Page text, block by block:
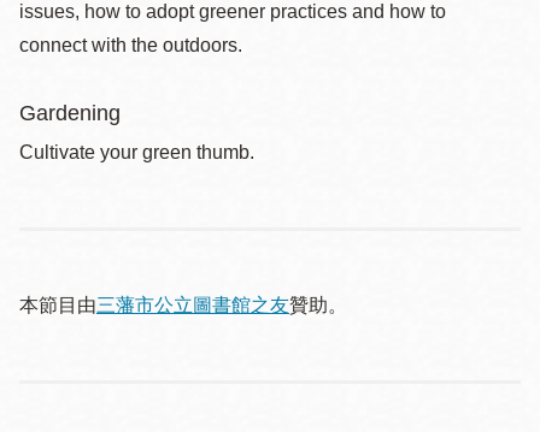
issues, how to adopt greener practices and how to
connect with the outdoors.
Gardening
Cultivate your green thumb.
本節目由三藩市公立圖書館之友贊助。